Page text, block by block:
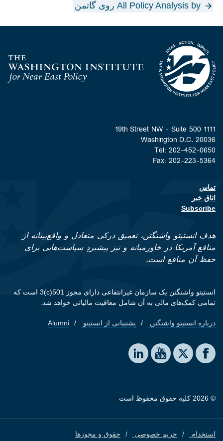
All Policy Analysis by روی گاتمن
Homepage
1111 19th Street NW - Suite 500
Washington D.C. 20036
Tel: 202-452-0650
Fax: 202-223-5364
Footer contact links
تماس
اتاق خبر
Subscribe
هدف انستیتو واشنگتن، تعمیق درکی متعادل و واقع‌بینانه از
منافع آمریکا در خاورمیانه و نیز پیشبردِ سیاست‌هایی برای
حفظ آن منافع است.
انستیتو واشنگتن یک سازمان غیرانتفاعی دارای مجوز 501(c)3 است که
تمامی کمک‌های مالی به آن شامل معافیت مالیاتی خواهد شد.
Footer quick links
درباره انستیتو واشنگتن پشتیبانی از انستیتو Alumni
Social media
The Washington Institute on Facebook
The Washington Institute on X
The Washington Institute on YouTube
The Washington Institute on LinkedIn
© 2026 کلیه حقوق محفوظ است
Footer
استخدام حریم خصوصی حقوق و مجوزها